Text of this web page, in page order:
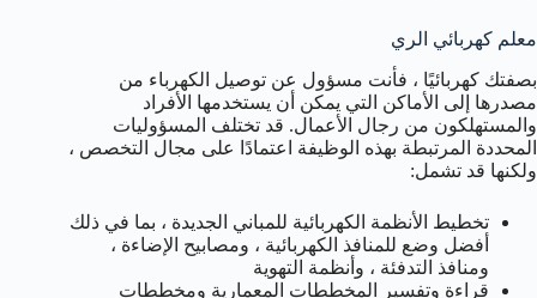
معلم كهربائي الري
بصفتك كهربائيًا ، فأنت مسؤول عن توصيل الكهرباء من
مصدرها إلى الأماكن التي يمكن أن يستخدمها الأفراد
والمستهلكون من رجال الأعمال. قد تختلف المسؤوليات
المحددة المرتبطة بهذه الوظيفة اعتمادًا على مجال التخصص ،
ولكنها قد تشمل:
تخطيط الأنظمة الكهربائية للمباني الجديدة ، بما في ذلك
أفضل وضع للمنافذ الكهربائية ، ومصابيح الإضاءة ،
ومنافذ التدفئة ، وأنظمة التهوية
قراءة وتفسير المخططات المعمارية ومخططات